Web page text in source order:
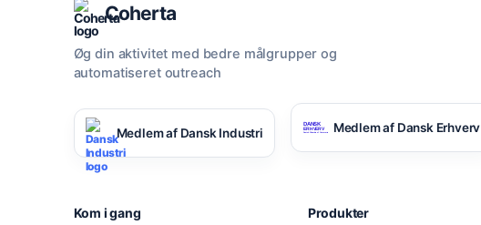
Coherta
Øg din aktivitet med bedre målgrupper og
automatiseret outreach
Medlem af Dansk Industri Medlem af Dansk Erhverv
Kom i gang
Produkter